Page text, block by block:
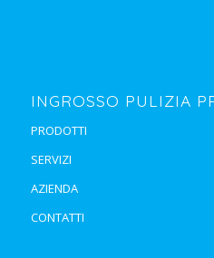
INGROSSO PULIZIA
PRODOTTI
SERVIZI
AZIENDA
CONTATTI